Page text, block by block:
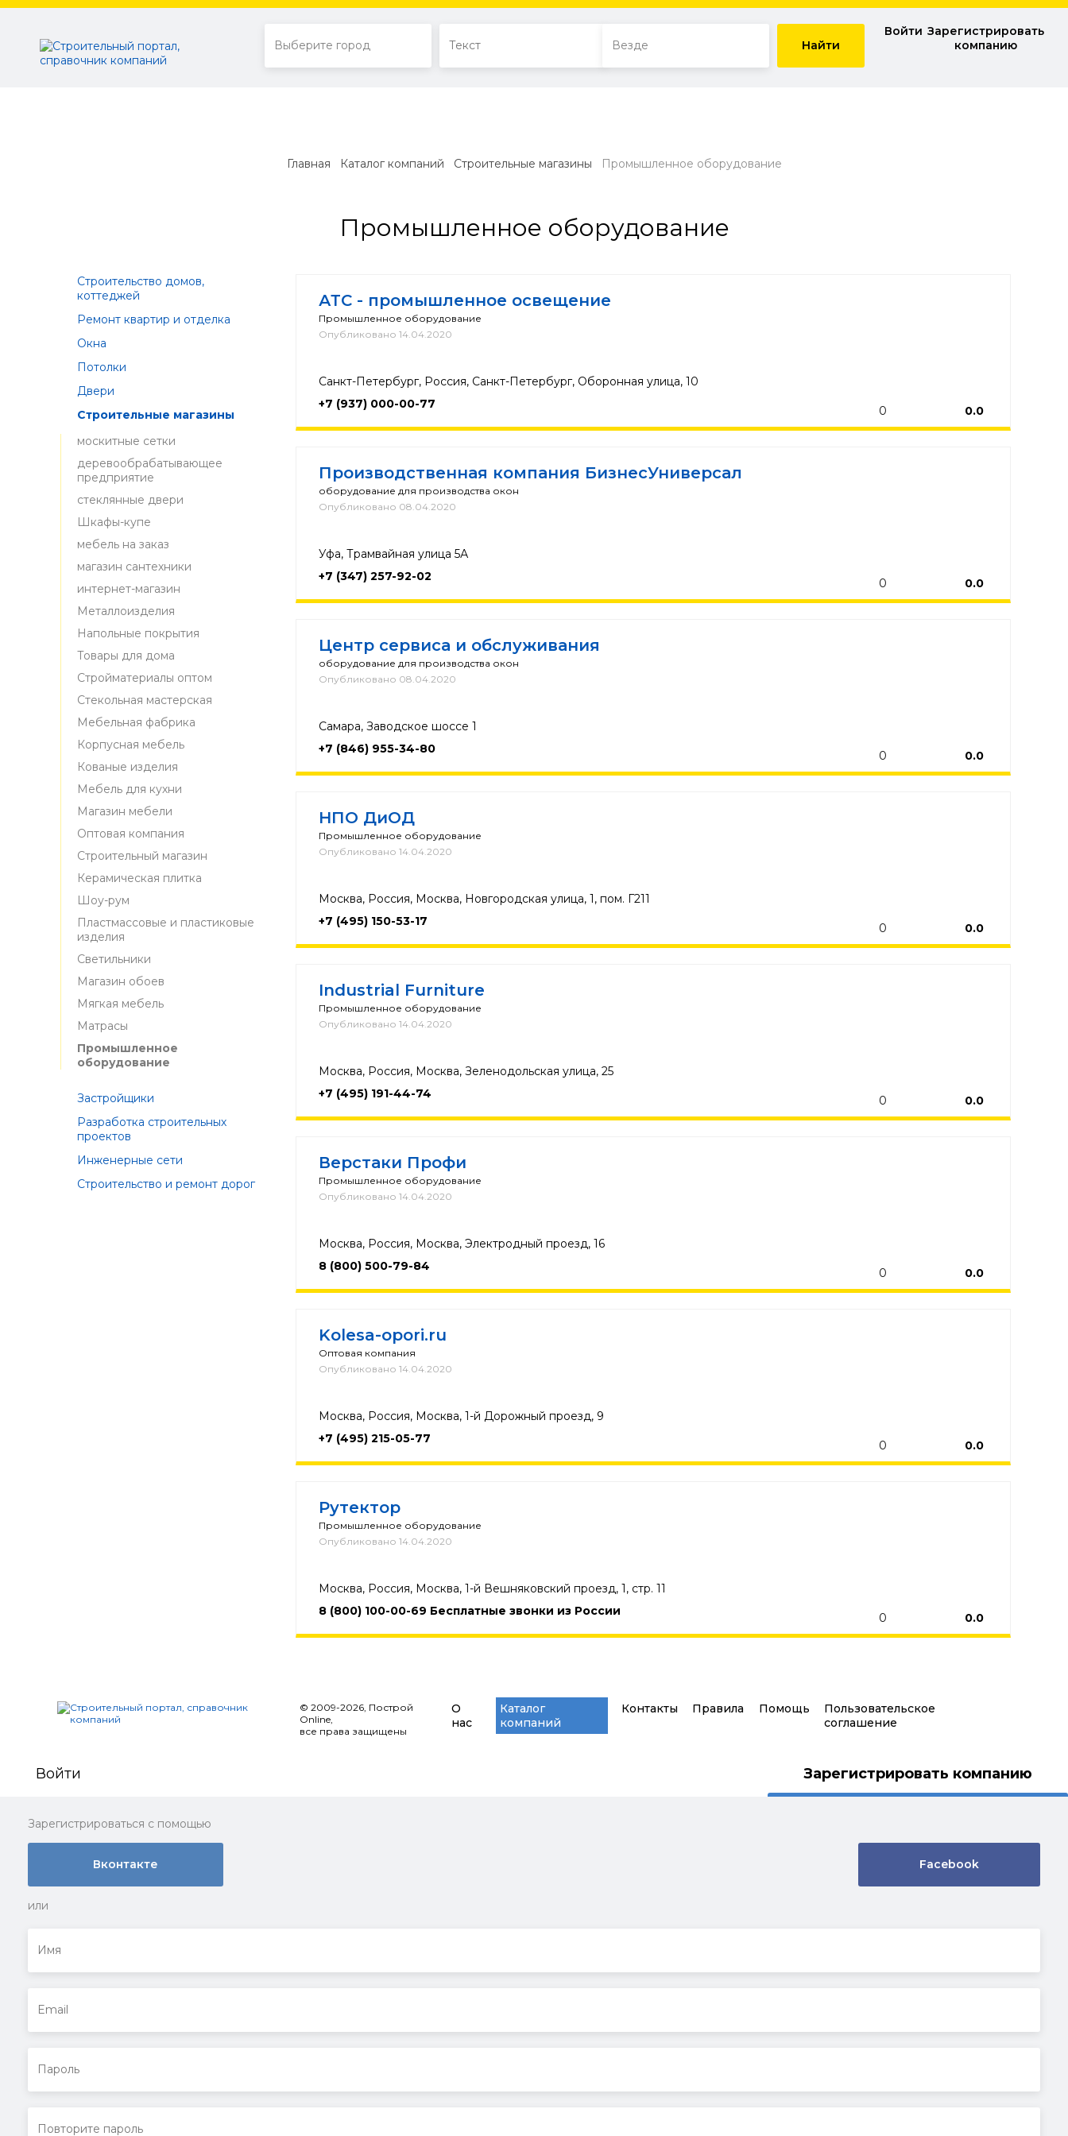
Найти
Войти Зарегистрировать
компанию
Главная Каталог компаний Строительные магазины Промышленное оборудование
Промышленное оборудование
Строительство домов,
коттеджей
Ремонт квартир и отделка
Окна
Потолки
Двери
Строительные магазины
москитные сетки
деревообрабатывающее
предприятие
стеклянные двери
Шкафы-купе
мебель на заказ
магазин сантехники
интернет-магазин
Металлоизделия
Напольные покрытия
Товары для дома
Стройматериалы оптом
Стекольная мастерская
Мебельная фабрика
Корпусная мебель
Кованые изделия
Мебель для кухни
Магазин мебели
Оптовая компания
Строительный магазин
Керамическая плитка
Шоу-рум
Пластмассовые и пластиковые
изделия
Светильники
Магазин обоев
Мягкая мебель
Матрасы
Промышленное
оборудование
Застройщики
Разработка строительных
проектов
Инженерные сети
Строительство и ремонт дорог
АТС - промышленное освещение
Промышленное оборудование
Опубликовано 14.04.2020
Санкт-Петербург, Россия, Санкт-Петербург, Оборонная улица, 10
+7 (937) 000-00-77
0 0.0
Производственная компания БизнесУниверсал
оборудование для производства окон
Опубликовано 08.04.2020
Уфа, Трамвайная улица 5А
+7 (347) 257-92-02
0 0.0
Центр сервиса и обслуживания
оборудование для производства окон
Опубликовано 08.04.2020
Самара, Заводское шоссе 1
+7 (846) 955-34-80
0 0.0
НПО ДиОД
Промышленное оборудование
Опубликовано 14.04.2020
Москва, Россия, Москва, Новгородская улица, 1, пом. Г211
+7 (495) 150-53-17
0 0.0
Industrial Furniture
Промышленное оборудование
Опубликовано 14.04.2020
Москва, Россия, Москва, Зеленодольская улица, 25
+7 (495) 191-44-74
0 0.0
Верстаки Профи
Промышленное оборудование
Опубликовано 14.04.2020
Москва, Россия, Москва, Электродный проезд, 16
8 (800) 500-79-84
0 0.0
Kolesa-opori.ru
Оптовая компания
Опубликовано 14.04.2020
Москва, Россия, Москва, 1-й Дорожный проезд, 9
+7 (495) 215-05-77
0 0.0
Рутектор
Промышленное оборудование
Опубликовано 14.04.2020
Москва, Россия, Москва, 1-й Вешняковский проезд, 1, стр. 11
8 (800) 100-00-69 Бесплатные звонки из России
0 0.0
© 2009-2026, Построй
Online,
все права защищены
О
нас
Каталог
компаний
Контакты Правила Помощь
Пользовательское
соглашение
Войти Зарегистрировать компанию
Зарегистрироваться с помощью
Вконтакте Facebook
или